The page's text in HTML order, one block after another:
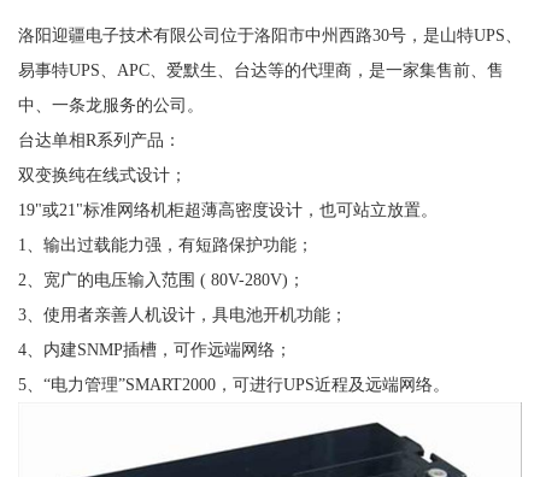
洛阳迎疆电子技术有限公司位于洛阳市中州西路30号，是山特UPS、
易事特UPS、APC、爱默生、台达等的代理商，是一家集售前、售
中、一条龙服务的公司。
台达单相R系列产品：
双变换纯在线式设计；
19"或21"标准网络机柜超薄高密度设计，也可站立放置。
1、输出过载能力强，有短路保护功能；
2、宽广的电压输入范围 ( 80V-280V)；
3、使用者亲善人机设计，具电池开机功能；
4、内建SNMP插槽，可作远端网络；
5、“电力管理”SMART2000，可进行UPS近程及远端网络。